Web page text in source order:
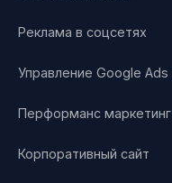
Реклама в соцсетях
Управление Google Ads
Перформанс маркетинг
Корпоративный сайт